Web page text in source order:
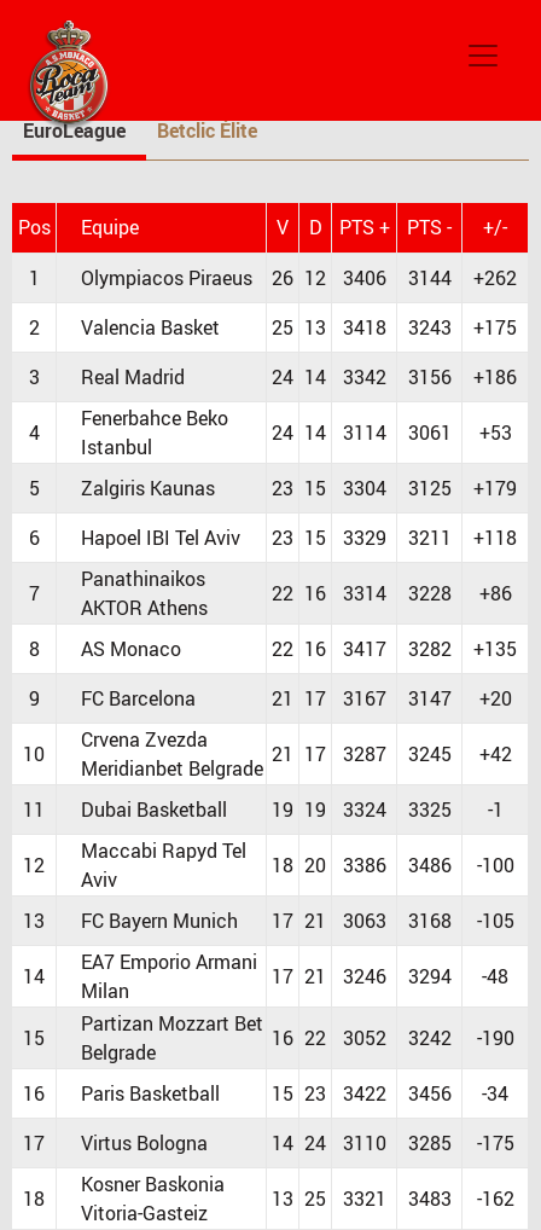
EuroLeague Betclic Élite
Pos Equipe V D PTS + PTS -
+/-
1
Olympiacos Piraeus 26 12 3406 3144
+262
2
Valencia Basket 25 13 3418 3243
+175
3
Real Madrid 24 14 3342 3156 +186
4
Fenerbahce Beko
Istanbul
24 14 3114 3061 +53
5 Zalgiris Kaunas 23 15 3304 3125
+179
6
Hapoel IBI Tel Aviv 23 15 3329 3211 +118
7
Panathinaikos
AKTOR Athens
22 16 3314 3228 +86
8 AS Monaco 22 16 3417 3282
+135
9
FC Barcelona 21 17 3167 3147 +20
10
Crvena Zvezda
Meridianbet Belgrade
21 17 3287 3245 +42
11 Dubai Basketball 19 19 3324 3325 -1
12
Maccabi Rapyd Tel
Aviv
18 20 3386 3486 -100
13 FC Bayern Munich 17 21 3063 3168 -105
14
EA7 Emporio Armani
Milan
17 21 3246 3294 -48
15
Partizan Mozzart Bet
Belgrade
16 22 3052 3242 -190
16 Paris Basketball 15 23 3422 3456
-34
17
Virtus Bologna 14 24 3110 3285 -175
18
Kosner Baskonia
Vitoria-Gasteiz
13 25 3321 3483 -162